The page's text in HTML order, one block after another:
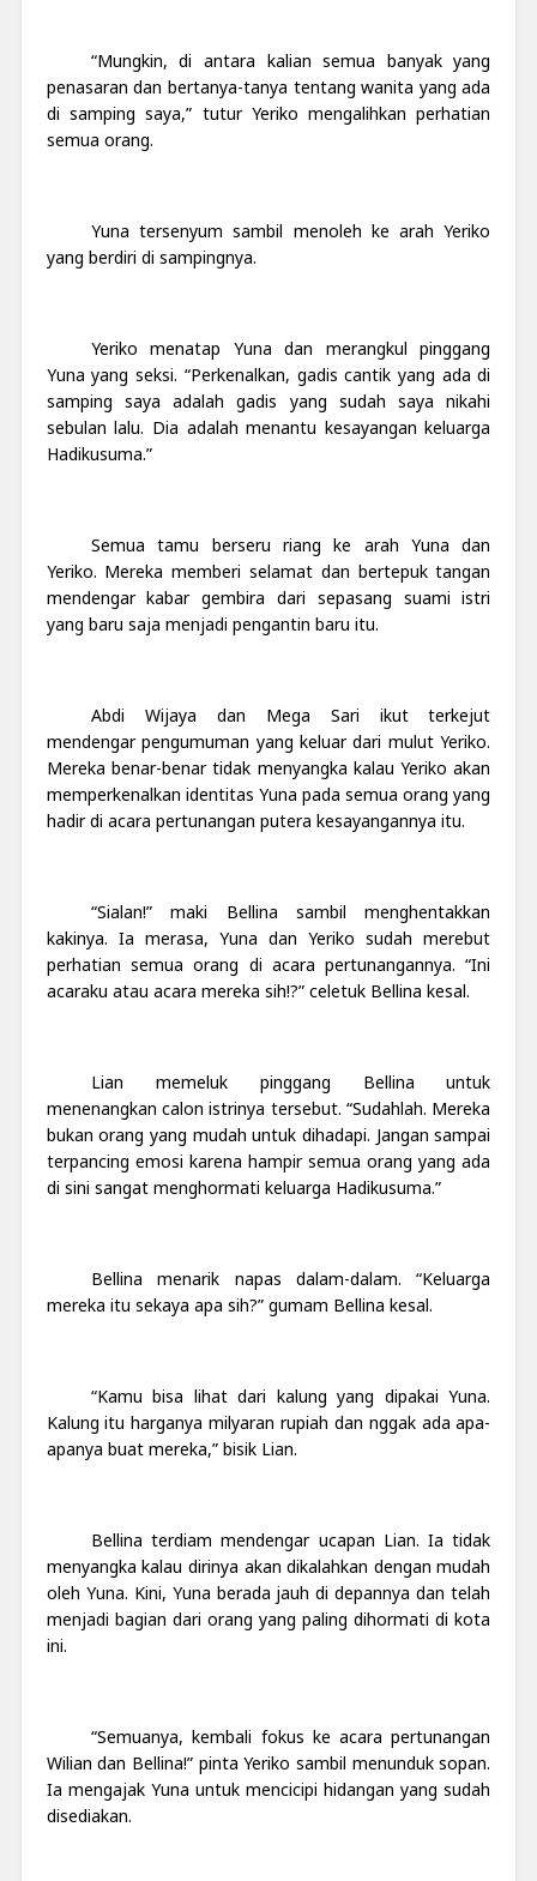
“Mungkin, di antara kalian semua banyak yang
penasaran dan bertanya-tanya tentang wanita yang ada
di samping saya,” tutur Yeriko mengalihkan perhatian
semua orang.
Yuna tersenyum sambil menoleh ke arah Yeriko
yang berdiri di sampingnya.
Yeriko menatap Yuna dan merangkul pinggang
Yuna yang seksi. “Perkenalkan, gadis cantik yang ada di
samping saya adalah gadis yang sudah saya nikahi
sebulan lalu. Dia adalah menantu kesayangan keluarga
Hadikusuma.”
Semua tamu berseru riang ke arah Yuna dan
Yeriko. Mereka memberi selamat dan bertepuk tangan
mendengar kabar gembira dari sepasang suami istri
yang baru saja menjadi pengantin baru itu.
Abdi Wijaya dan Mega Sari ikut terkejut
mendengar pengumuman yang keluar dari mulut Yeriko.
Mereka benar-benar tidak menyangka kalau Yeriko akan
memperkenalkan identitas Yuna pada semua orang yang
hadir di acara pertunangan putera kesayangannya itu.
“Sialan!” maki Bellina sambil menghentakkan
kakinya. Ia merasa, Yuna dan Yeriko sudah merebut
perhatian semua orang di acara pertunangannya. “Ini
acaraku atau acara mereka sih!?” celetuk Bellina kesal.
Lian memeluk pinggang Bellina untuk
menenangkan calon istrinya tersebut. “Sudahlah. Mereka
bukan orang yang mudah untuk dihadapi. Jangan sampai
terpancing emosi karena hampir semua orang yang ada
di sini sangat menghormati keluarga Hadikusuma.”
Bellina menarik napas dalam-dalam. “Keluarga
mereka itu sekaya apa sih?” gumam Bellina kesal.
“Kamu bisa lihat dari kalung yang dipakai Yuna.
Kalung itu harganya milyaran rupiah dan nggak ada apa-
apanya buat mereka,” bisik Lian.
Bellina terdiam mendengar ucapan Lian. Ia tidak
menyangka kalau dirinya akan dikalahkan dengan mudah
oleh Yuna. Kini, Yuna berada jauh di depannya dan telah
menjadi bagian dari orang yang paling dihormati di kota
ini.
“Semuanya, kembali fokus ke acara pertunangan
Wilian dan Bellina!” pinta Yeriko sambil menunduk sopan.
Ia mengajak Yuna untuk mencicipi hidangan yang sudah
disediakan.